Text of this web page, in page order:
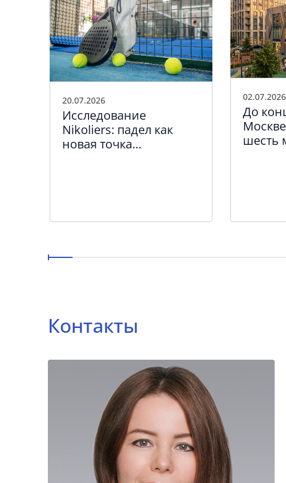
20.07.2026
Исследование
Nikoliers: падел как
новая точка
02.07.2026
До
шесть
Контакты